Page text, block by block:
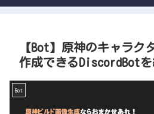
【Bot】原神のキャラク
作成できるDiscordBotを
Bot